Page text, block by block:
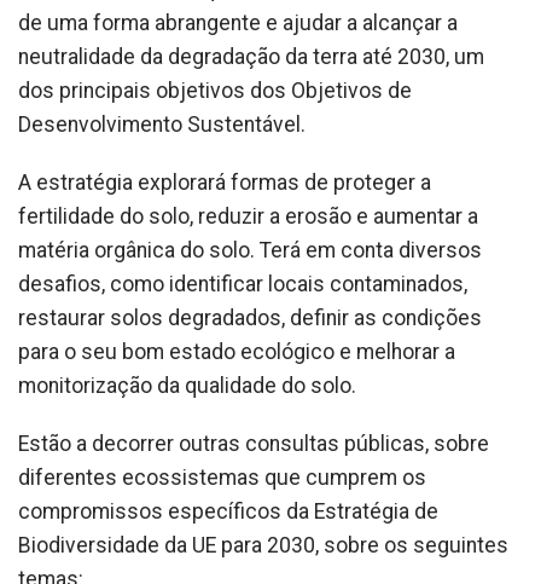
de uma forma abrangente e ajudar a alcançar a
neutralidade da degradação da terra até 2030, um
dos principais objetivos dos Objetivos de
Desenvolvimento Sustentável.
A estratégia explorará formas de proteger a
fertilidade do solo, reduzir a erosão e aumentar a
matéria orgânica do solo. Terá em conta diversos
desafios, como identificar locais contaminados,
restaurar solos degradados, definir as condições
para o seu bom estado ecológico e melhorar a
monitorização da qualidade do solo.
Estão a decorrer outras consultas públicas, sobre
diferentes ecossistemas que cumprem os
compromissos específicos da Estratégia de
Biodiversidade da UE para 2030, sobre os seguintes
temas: